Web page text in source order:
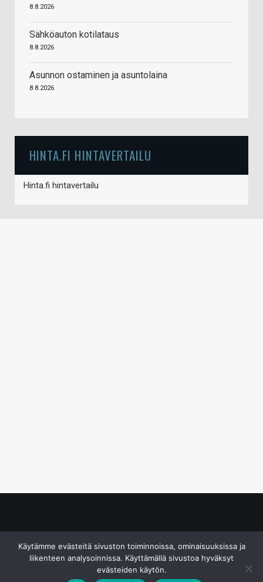
8.8.2026
Sähköauton kotilataus
8.8.2026
Asunnon ostaminen ja asuntolaina
8.8.2026
HINTA.FI HINTAVERTAILU
Hinta.fi hintavertailu
Käytämme evästeitä sivuston toiminnoissa, ominaisuuksissa ja
liikenteen analysoinnissa. Käyttämällä sivustoa hyväksyt
evästeiden käytön.